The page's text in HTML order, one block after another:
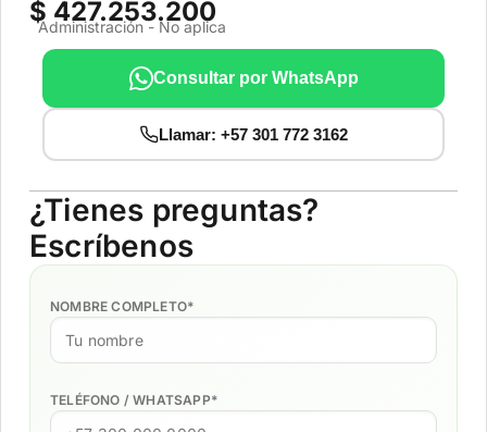
$ 427.253.200
Administración - No aplica
Consultar por WhatsApp
Llamar: +57 301 772 3162
¿Tienes preguntas?
Escríbenos
NOMBRE COMPLETO*
TELÉFONO / WHATSAPP*